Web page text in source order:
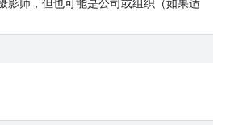
影师，但也可能是公司或组织（如果适